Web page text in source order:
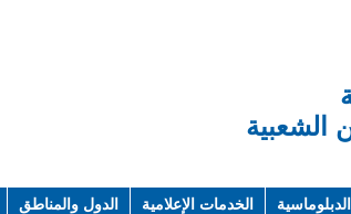
الشعبية
الدبلوماسية الخدمات الإعلامية الدول والمناطق